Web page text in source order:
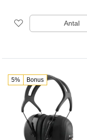
Antal
5% Bonus